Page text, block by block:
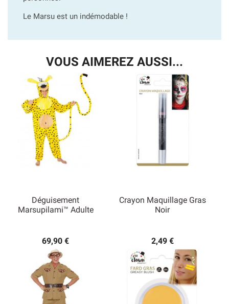
Le Marsu est un indémodable !
VOUS AIMEREZ AUSSI...
Déguisement
Marsupilami™ Adulte
69,90 €
Crayon Maquillage Gras
Noir
2,49 €